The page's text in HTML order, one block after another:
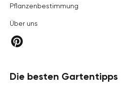
Pflanzenbestimmung
Über uns
Die besten Gartentipps